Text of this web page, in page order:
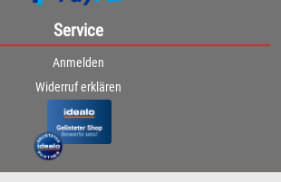
Service
Anmelden
Widerruf erklären